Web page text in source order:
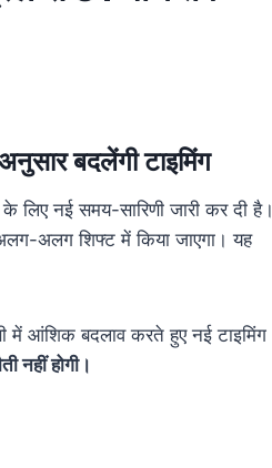
बदलेंगी टाइमिंग
लिए नई समय-सारिणी जारी कर दी है।
अलग शिफ्ट में किया जाएगा। यह
में आंशिक बदलाव करते हुए नई टाइमिंग
नहीं होगी।